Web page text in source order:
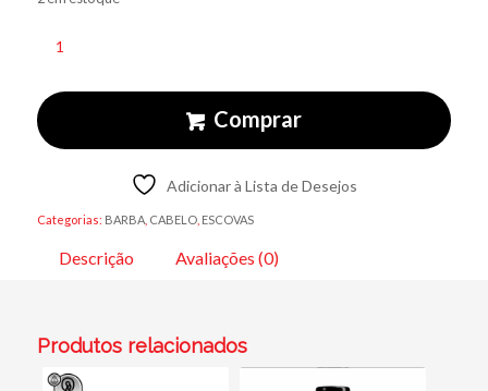
Comprar
Adicionar à Lista de Desejos
Categorias: BARBA, CABELO, ESCOVAS
Descrição Avaliações (0)
Produtos relacionados